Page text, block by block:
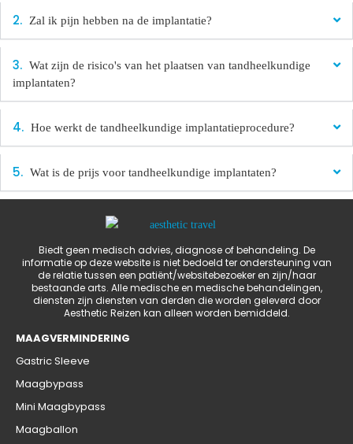
Zal ik pijn hebben na de implantatie?
Wat zijn de risico's van het plaatsen van tandheelkundige
implantaten?
Hoe werkt de tandheelkundige implantatieprocedure?
Wat is de prijs voor tandheelkundige implantaten?
Biedt geen medisch advies, diagnose of behandeling. De
informatie op deze website is niet bedoeld ter ondersteuning van
de relatie tussen een patiënt/websitebezoeker en zijn/haar
bestaande arts. Alle medische en medische behandelingen,
diensten zijn diensten van derden die worden geleverd door
Aesthetic Reizen kan alleen worden bemiddeld.
MAAGVERMINDERING
Gastric Sleeve
Maagbypass
Mini Maagbypass
Maagballon